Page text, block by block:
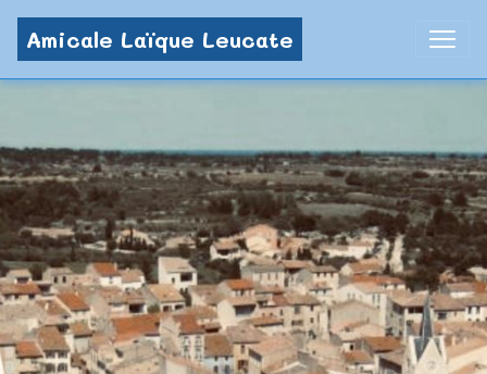
Amicale Laïque Leucate